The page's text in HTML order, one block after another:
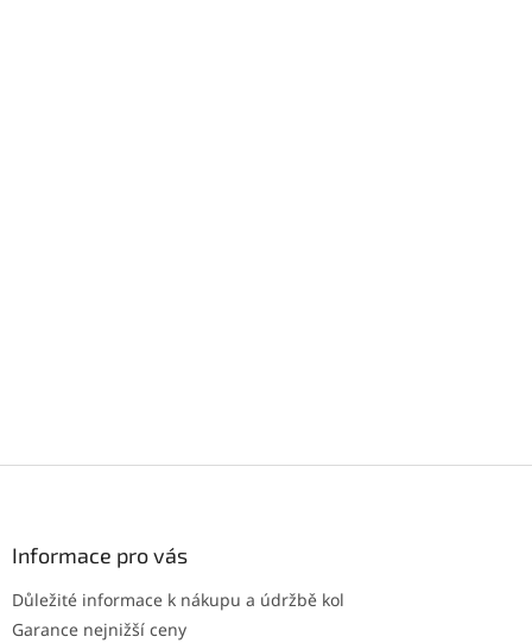
Informace pro vás
Důležité informace k nákupu a údržbě kol
Garance nejnižší ceny